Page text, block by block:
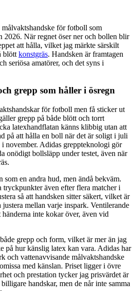
för fotboll som
2026. När regnet öser ner och bollen blir
att hålla, vilket jag märkte särskilt
blött konstgräs. Handsken är framtagen
seriösa amatörer, och det syns i
grepp som håller i ösregn
för fotboll men få sticker ut
grepp på både blött och torrt
latexhandflatan känns klibbig utan att
på att hålla en boll när det är soligt i juli
november. Adidas greppteknologi gör
onödigt bollsläpp under testet, även när
som en andra hud, men ändå bekväm.
tryckpunkter även efter flera matcher i
så att handsken sitter säkert, vilket är
mellan varje inspark. Ventilerande
inte kokar över, även vid
grepp och form, vilket är mer än jag
på hur känslig latex kan vara. Adidas har
och vattenavvisande målvaktshandske
med känslan. Priset ligger i övre
och prestation tycker jag prisvärdet är
handskar, men de når inte samma